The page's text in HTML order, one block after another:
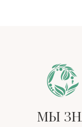
МЫ